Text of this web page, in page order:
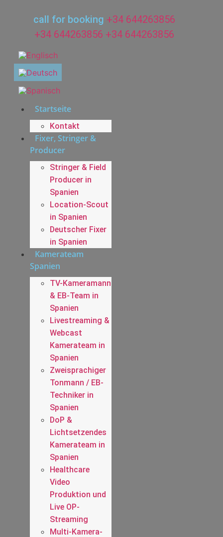
call for booking +34 644263856
+34 644263856 +34 644263856
Startseite
Kontakt
Fixer, Stringer &
Producer
Stringer & Field
Producer in
Spanien
Location-Scout
in Spanien
Deutscher Fixer
in Spanien
Kamerateam
Spanien
TV-Kameramann
& EB-Team in
Spanien
Livestreaming &
Webcast
Kamerateam in
Spanien
Zweisprachiger
Tonmann / EB-
Techniker in
Spanien
DoP &
Lichtsetzendes
Kamerateam in
Spanien
Healthcare
Video
Produktion und
Live OP-
Streaming
Multi-Kamera-